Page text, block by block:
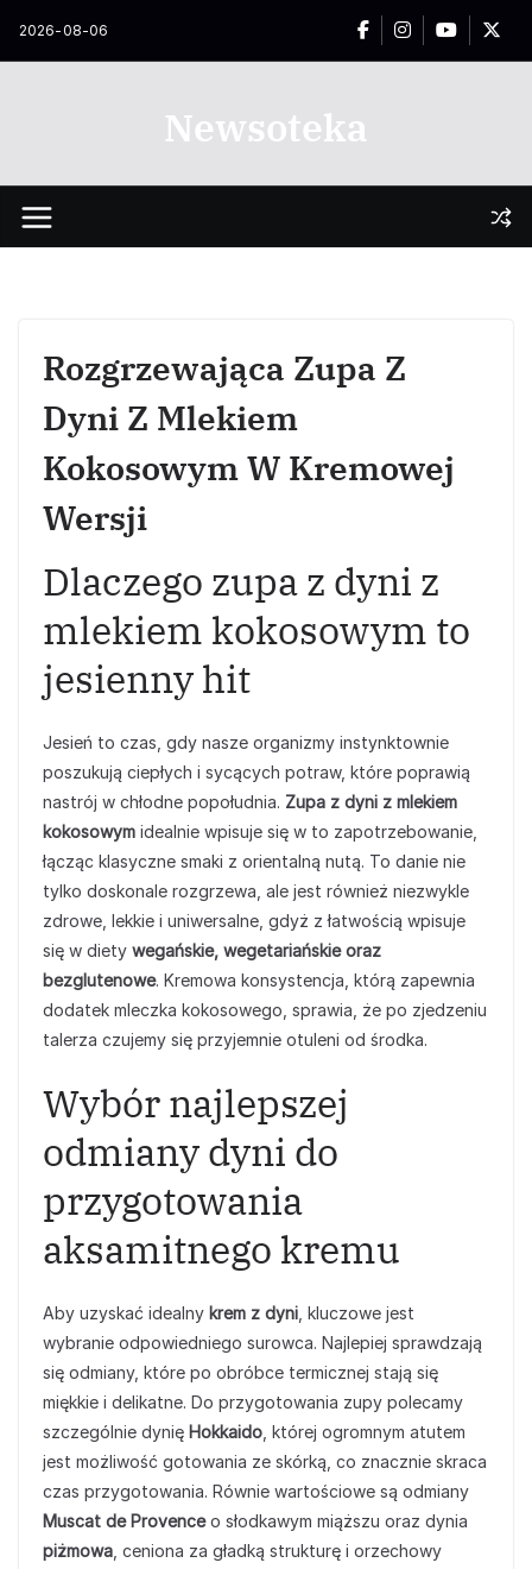
2026-08-06
Newsoteka
Rozgrzewająca Zupa Z
Dyni Z Mlekiem
Kokosowym W Kremowej
Wersji
Dlaczego zupa z dyni z
mlekiem kokosowym to
jesienny hit
Jesień to czas, gdy nasze organizmy instynktownie
poszukują ciepłych i sycących potraw, które poprawią
nastrój w chłodne popołudnia. Zupa z dyni z mlekiem
kokosowym idealnie wpisuje się w to zapotrzebowanie,
łącząc klasyczne smaki z orientalną nutą. To danie nie
tylko doskonale rozgrzewa, ale jest również niezwykle
zdrowe, lekkie i uniwersalne, gdyż z łatwością wpisuje
się w diety wegańskie, wegetariańskie oraz
bezglutenowe. Kremowa konsystencja, którą zapewnia
dodatek mleczka kokosowego, sprawia, że po zjedzeniu
talerza czujemy się przyjemnie otuleni od środka.
Wybór najlepszej
odmiany dyni do
przygotowania
aksamitnego kremu
Aby uzyskać idealny krem z dyni , kluczowe jest
wybranie odpowiedniego surowca. Najlepiej sprawdzają
się odmiany, które po obróbce termicznej stają się
miękkie i delikatne. Do przygotowania zupy polecamy
szczególnie dynię Hokkaido , której ogromnym atutem
jest możliwość gotowania ze skórką, co znacznie skraca
czas przygotowania. Równie wartościowe są odmiany
Muscat de Provenceo słodkawym miąższu oraz dynia
piżmowa , ceniona za gładką strukturę i orzechowy